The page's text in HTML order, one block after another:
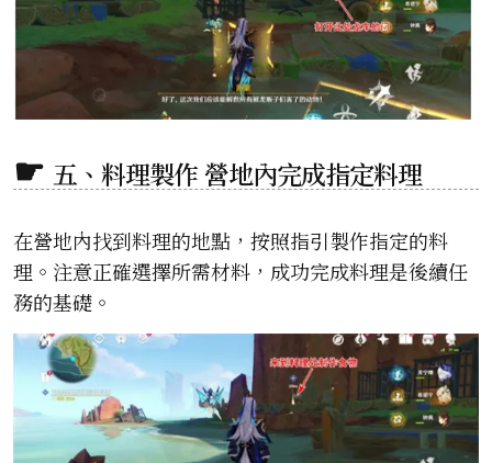
五、料理製作 營地內完成指定料理
在營地內找到料理的地點，按照指引製作指定的料
理。注意正確選擇所需材料，成功完成料理是後續任
務的基礎。